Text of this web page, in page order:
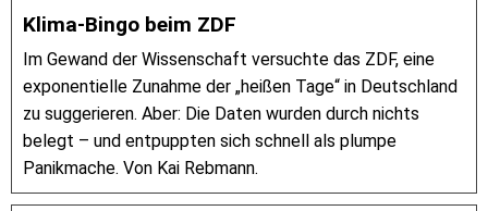
Klima-Bingo beim ZDF
Im Gewand der Wissenschaft versuchte das ZDF, eine
exponentielle Zunahme der „heißen Tage“ in Deutschland
zu suggerieren. Aber: Die Daten wurden durch nichts
belegt – und entpuppten sich schnell als plumpe
Panikmache. Von Kai Rebmann.